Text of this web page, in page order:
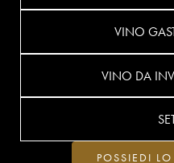
VINO
VINO DA
POSSIEDI